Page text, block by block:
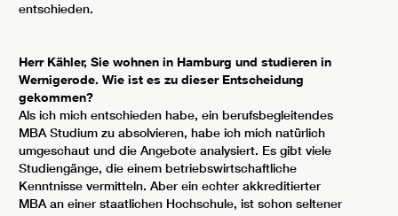
entschieden.
Herr Kähler, Sie wohnen in Hamburg und studieren in
Wernigerode. Wie ist es zu dieser Entscheidung
gekommen?
Als ich mich entschieden habe, ein berufsbegleitendes
MBA Studium zu absolvieren, habe ich mich natürlich
umgeschaut und die Angebote analysiert. Es gibt viele
Studiengänge, die einem betriebswirtschaftliche
Kenntnisse vermitteln. Aber ein echter akkreditierter
MBA an einer staatlichen Hochschule, ist schon seltener